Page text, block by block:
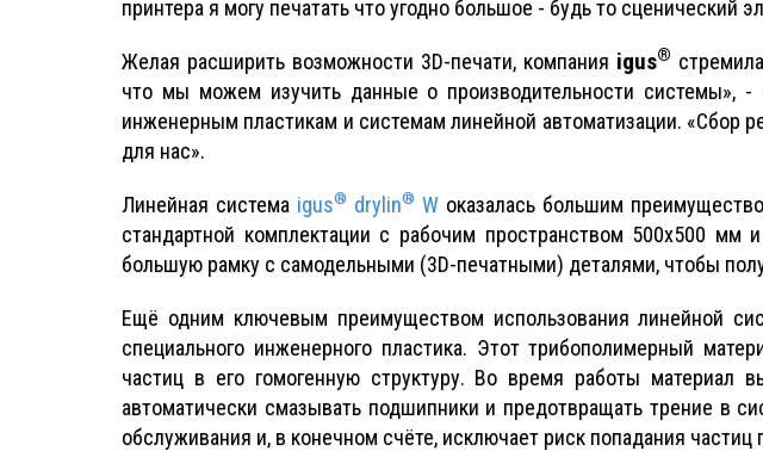
принтера я могу печатать что угодно большое - будь то сценический
Желая расширить возможности 3D-печати, компания igus®
что мы можем изучить данные о производительности системы»,
инженерным пластикам и системам линейной автоматизации. «Сбор
для нас».
Линейная система igus® drylin® Wоказалась большим
стандартной комплектации с рабочим пространством 500x500
большую рамку с самодельными (3D-печатными) деталями, чтобы
Ещё одним ключевым преимуществом использования линейной
специального инженерного пластика. Этот трибополимерный
частиц в его гомогенную структуру. Во время работы материал
автоматически смазывать подшипники и предотвращать трение в
обслуживания и, в конечном счёте, исключает риск попадания